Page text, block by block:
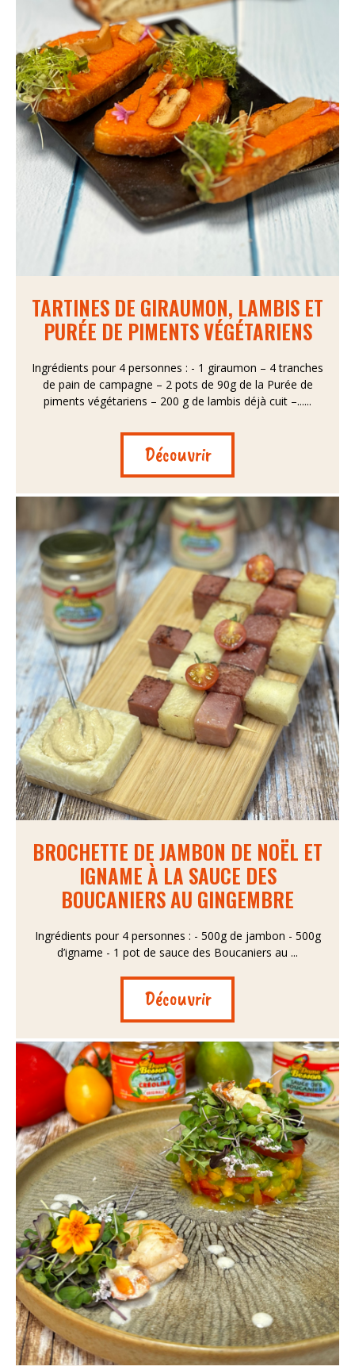
TARTINES DE GIRAUMON, LAMBIS ET
PURÉE DE PIMENTS VÉGÉTARIENS
Ingrédients pour 4 personnes : - 1 giraumon – 4 tranches
de pain de campagne – 2 pots de 90g de la Purée de
piments végétariens – 200 g de lambis déjà cuit –......
Découvrir
BROCHETTE DE JAMBON DE NOËL ET
IGNAME À LA SAUCE DES
BOUCANIERS AU GINGEMBRE
Ingrédients pour 4 personnes : - 500g de jambon - 500g
d’igname - 1 pot de sauce des Boucaniers au ...
Découvrir